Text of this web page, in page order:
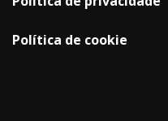
Política de cookie